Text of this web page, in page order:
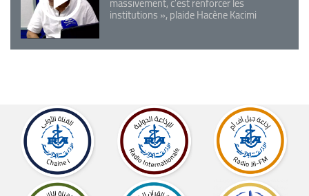
institutions », plaide Hacène Kacimi